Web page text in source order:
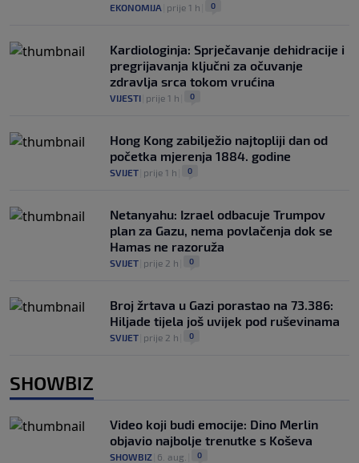
EKONOMIJA prije 1 h 0
Kardiologinja: Sprječavanje dehidracije i
pregrijavanja ključni za očuvanje
zdravlja srca tokom vrućina
VIJESTI prije 1 h 0
Hong Kong zabilježio najtopliji dan od
početka mjerenja 1884. godine
SVIJET prije 1 h 0
Netanyahu: Izrael odbacuje Trumpov
plan za Gazu, nema povlačenja dok se
Hamas ne razoruža
SVIJET prije 2 h 0
Broj žrtava u Gazi porastao na 73.386:
Hiljade tijela još uvijek pod ruševinama
SVIJET prije 2 h 0
SHOWBIZ
Video koji budi emocije: Dino Merlin
objavio najbolje trenutke s Koševa
SHOWBIZ 6. aug. 0